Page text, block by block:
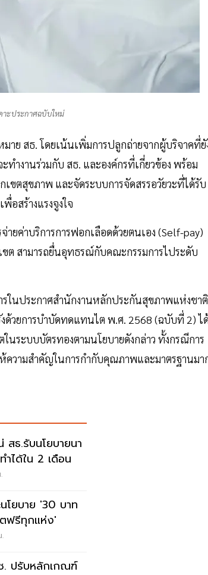
ะประกาศฉบับใหม่
าย สธ. โดยเน้นเพิ่มการปลูกถ่ายจากผู้บริจาคที่ยั
ำงานร่วมกับ สธ. และองค์กรที่เกี่ยวข้อง พร้อม
ขตสุขภาพ และจัดระบบการจัดสรรอวัยวะที่ได้รับ
อสร้างแรงจูงใจ
ายค่าบริการการฟอกเลือดด้วยตนเอง (Self-pay)
ต สามารถยื่นอุทธรณ์กับคณะกรรมการไประดับ
รในประกาศสำนักงานหลักประกันสุขภาพแห่งชาติ
งด้วยการบำบัดทดแทนไต พ.ศ. 2568 (ฉบับที่ 2) ไ
นระบบบัตรทองตามนโยบายดังกล่าว ทั้งกรณีการ
ความสำคัญในการกำกับคุณภาพและมาตรฐานมา
ธ.รับนโยบายนา
ได้ใน 2 เดือน
โยบาย '30 บาท
ฟรีทุกแห่ง'
. ปรับหลักเกณฑ์